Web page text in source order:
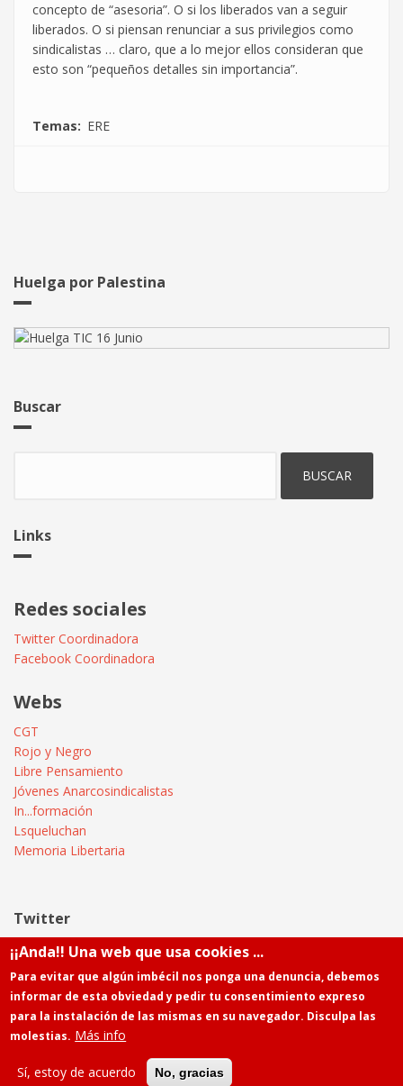
concepto de “asesoria”. O si los liberados van a seguir
liberados. O si piensan renunciar a sus privilegios como
sindicalistas … claro, que a lo mejor ellos consideran que
esto son “pequeños detalles sin importancia”.
Temas ERE
Huelga por Palestina
Buscar
Links
Redes sociales
Twitter Coordinadora
Facebook Coordinadora
Webs
CGT
Rojo y Negro
Libre Pensamiento
Jóvenes Anarcosindicalistas
In...formación
Lsqueluchan
Memoria Libertaria
Twitter
Tweets by @Informatica_CGT
Contacto
¡¡Anda!! Una web que usa cookies ...
Para evitar que algún imbécil nos ponga una denuncia, debemos
informar de esta obviedad y pedir tu consentimiento expreso
para la instalación de las mismas en su navegador. Disculpa las
molestias. Más info
Sí, estoy de acuerdo No, gracias